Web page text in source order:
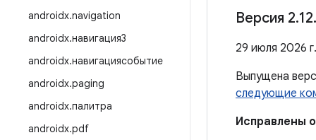
androidx.navigation
androidx.навигация3
androidx.навигациясобытие
androidx.paging
androidx.палитра
androidx.pdf
Версия 2.12.
29 июля 2026 г.
Выпущена
следующие
Исправлены